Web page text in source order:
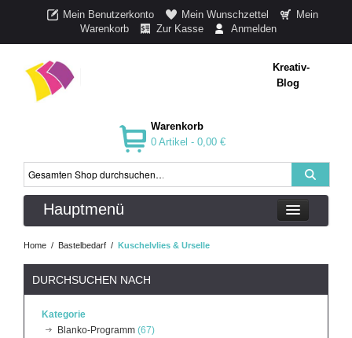
Mein Benutzerkonto Mein Wunschzettel
Mein
Warenkorb
Zur Kasse Anmelden
Kreativ-
Blog
Warenkorb
0 Artikel - 0,00 €
Hauptmenü
Home / Bastelbedarf / Kuschelvlies & Urselle
DURCHSUCHEN NACH
Kategorie
Blanko-Programm (67)